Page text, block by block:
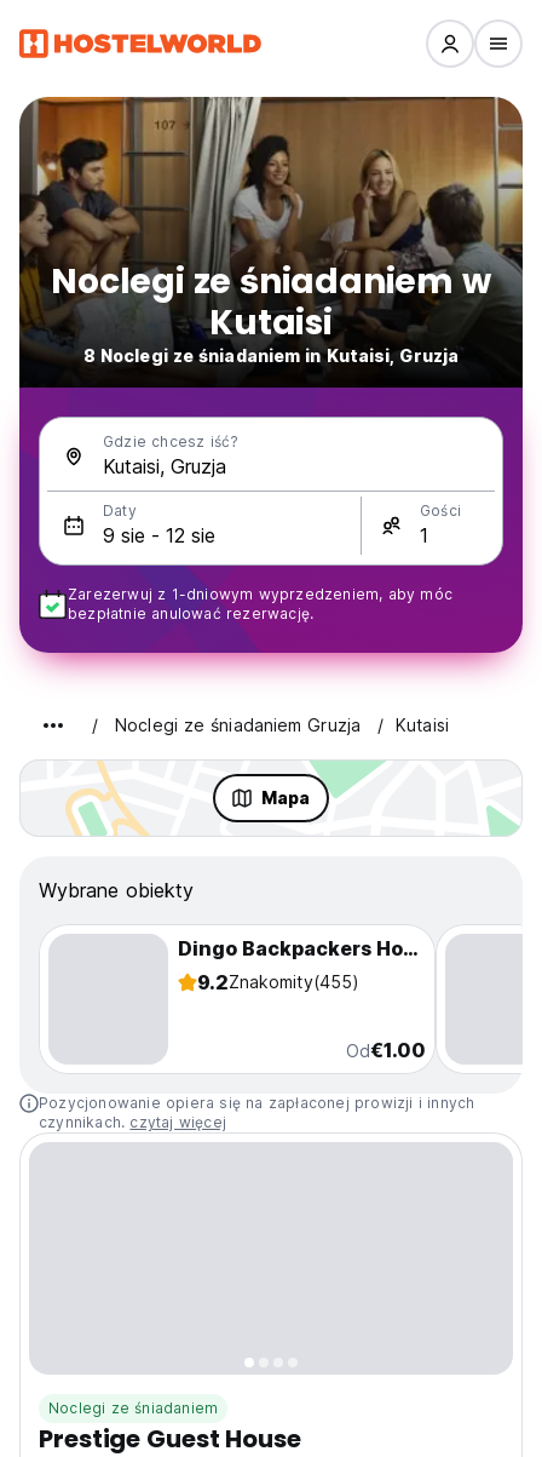
Noclegi ze śniadaniem w
Kutaisi
8 Noclegi ze śniadaniem in Kutaisi, Gruzja
Gdzie chcesz iść?
Daty Gości
Zarezerwuj z 1-dniowym wyprzedzeniem, aby móc
bezpłatnie anulować rezerwację.
Noclegi ze śniadaniem Gruzja Kutaisi
Mapa
Wybrane obiekty
Dingo Backpackers Hostel
9.2Znakomity(455)
Od€1.00
Pozycjonowanie opiera się na zapłaconej prowizji i innych
czynnikach. czytaj więcej
Noclegi ze śniadaniem
Prestige Guest House